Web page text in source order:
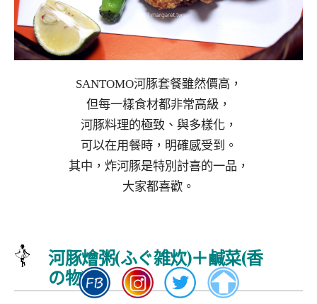
SANTOMO河豚套餐雖然價高，
但每一樣食材都非常高級，
河豚料理的極致、與多樣化，
可以在用餐時，明確感受到。
其中，炸河豚是特別討喜的一品，
大家都喜歡。
河豚燴粥(ふぐ雑炊)＋鹹菜(香
の物)